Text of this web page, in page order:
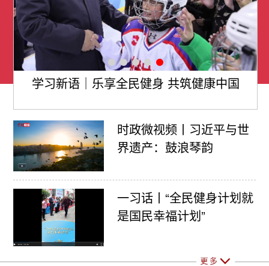
学习新语｜乐享全民健身 共筑健康中国
时政微视频丨习近平与世
界遗产：鼓浪琴韵
一习话丨“全民健身计划就
是国民幸福计划”